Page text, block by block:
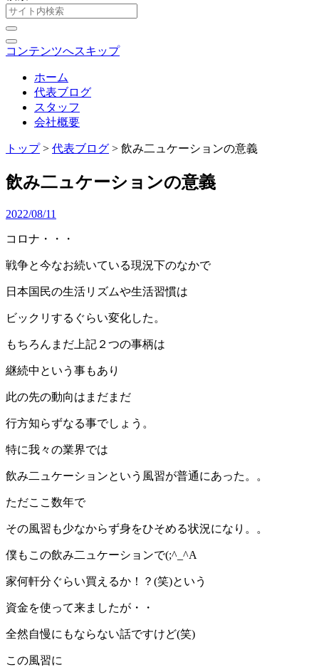
コンテンツへスキップ
ホーム
代表ブログ
スタッフ
会社概要
トップ> 代表ブログ > 飲み二ュケーションの意義
飲み二ュケーションの意義
2022/08/11
コロナ・・・
戦争と今なお続いている現況下のなかで
日本国民の生活リズムや生活習慣は
ビックリするぐらい変化した。
もちろんまだ上記２つの事柄は
継続中という事もあり
此の先の動向はまだまだ
行方知らずなる事でしょう。
特に我々の業界では
飲み二ュケーションという風習が普通にあった。。
ただここ数年で
その風習も少なからず身をひそめる状況になり。。
僕もこの飲み二ュケーションで(;^_^A
家何軒分ぐらい買えるか！？(笑)という
資金を使って来ましたが・・
全然自慢にもならない話ですけど(笑)
この風習に